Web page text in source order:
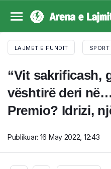
LAJMET E FUNDIT SPORT
“Vit sakrificash,
vështirë deri
Premio? Idrizi,
Publikuar: 16 May 2022, 12:43